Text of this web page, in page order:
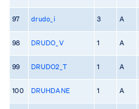
97 drudo_i 3 A
98 DRUDO_V 1 A
99 DRUDO2_T 1 A
100 DRUHDANE 1 A